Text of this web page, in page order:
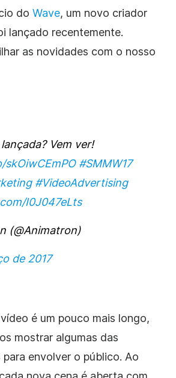
do Wave, um novo criador
lançado recentemente.
as novidades com o nosso
Vem ver!
#SMMW17
#VideoAdvertising
I0J047eLts
(@Animatron)
de 2017
é um pouco mais longo,
mostrar algumas das
envolver o público. Ao